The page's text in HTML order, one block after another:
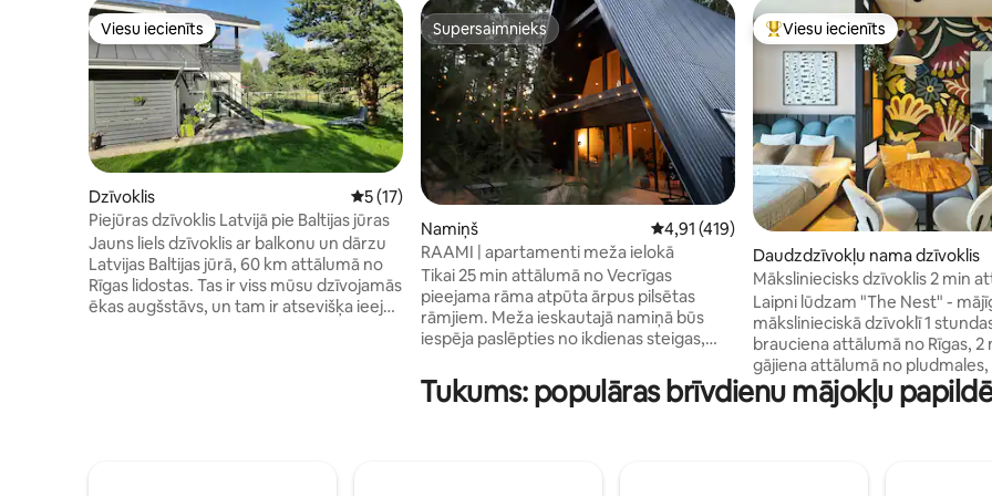
Viesu iecienīts
Viesu iecienīts
Dzīvoklis Vidējais vērtējums: 5 no 5, atsauksmju skaits: 17
5 (17)
Piejūras dzīvoklis Latvijā pie Baltijas jūras
Jauns liels dzīvoklis ar balkonu un dārzu
Latvijas Baltijas jūrā, 60 km attālumā no
Rīgas lidostas. Tas ir viss mūsu dzīvojamās
ēkas augšstāvs, un tam ir atsevišķa ieeja,
Supersaimnieks
Supersaimnieks
Namiņš Vidējais vērtējums: 4,91 no 5, atsauksmju
4,91 (419)
RAAMI | apartamenti meža ielokā
Tikai 25 min attālumā no Vecrīgas
pieejama rāma atpūta ārpus pilsētas
rāmjiem. Meža ieskautajā namiņā būs
iespēja paslēpties no ikdienas steigas,
relaksējoties vannā ar skatu uz dabu,
skatoties zvaigznēs no baļļas, baudot
Populārs viesu iecienīts
Viesu iecienīts
Daudzdzīvokļu nama dzīvoklis
Māksliniecisks dzīvoklis 2 min
pludmales, skats uz saulrietu
Laipni lūdzam "The Nest" -
mākslinieciskā dzīvoklī 1
brauciena attālumā no Rīgas, 2
gājiena attālumā no
ērti uzturēties līdz 4 cilvēkiem. Izbaudiet
saulrieta skatu no privāta
Tukums: populāras brīvdienu mājokļu